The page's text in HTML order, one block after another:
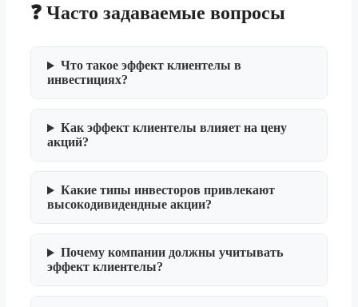
❓ Часто задаваемые вопросы
Что такое эффект клиентелы в
инвестициях?
Как эффект клиентелы влияет на цену
акций?
Какие типы инвесторов привлекают
высокодивидендные акции?
Почему компании должны учитывать
эффект клиентелы?